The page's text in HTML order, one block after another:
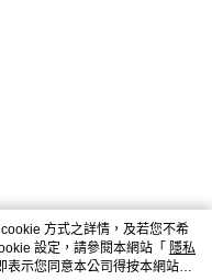
方式之詳情，及若您不希
設定，請參閱本網站「 隱私
表示您同意本公司得按本網站使